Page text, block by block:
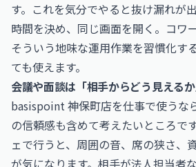
す。これを気分でやると抜け漏れが
時間を決め、同じ画面を開く。コワ
そういう地味な運用作業を習慣化す
ても使えます。
会議や面談は「相手からどう見える
basispoint 神保町店を仕事で使うな
の信頼感も含めて考えたいところで
ェで行うと、周囲の音、席の狭さ、
が気になります。相手が法人担当者